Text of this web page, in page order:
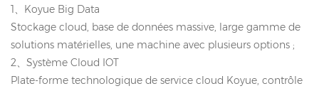
1、 Koyue Big Data
Stockage cloud, base de données massive, large gamme de
solutions matérielles, une machine avec plusieurs options ;
2、 Système Cloud IOT
Plate-forme technologique de service cloud Koyue, contrôle